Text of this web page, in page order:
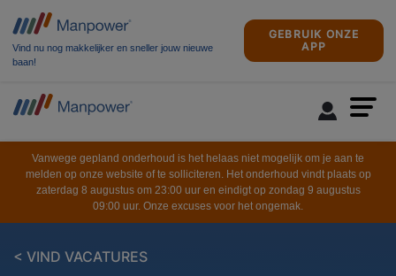
Vind nu nog makkelijker en sneller jouw nieuwe
baan!
GEBRUIK ONZE
APP
Vanwege gepland onderhoud is het helaas niet mogelijk om je aan te
melden op onze website of te solliciteren. Het onderhoud vindt plaats op
zaterdag 8 augustus om 23:00 uur en eindigt op zondag 9 augustus
09:00 uur. Onze excuses voor het ongemak.
< VIND VACATURES